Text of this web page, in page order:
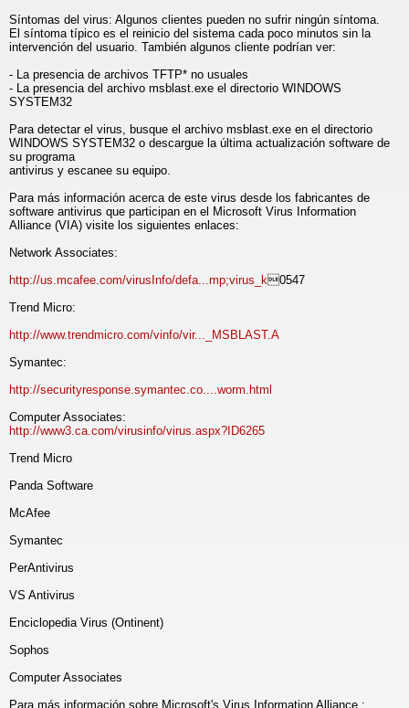
Síntomas del virus: Algunos clientes pueden no sufrir ningún síntoma.
El síntoma típico es el reinicio del sistema cada poco minutos sin la
intervención del usuario. También algunos cliente podrían ver:
- La presencia de archivos TFTP* no usuales
- La presencia del archivo msblast.exe el directorio WINDOWS
SYSTEM32
Para detectar el virus, busque el archivo msblast.exe en el directorio
WINDOWS SYSTEM32 o descargue la última actualización software de
su programa
antivirus y escanee su equipo.
Para más información acerca de este virus desde los fabricantes de
software antivirus que participan en el Microsoft Virus Information
Alliance (VIA) visite los siguientes enlaces:
Network Associates:
http://us.mcafee.com/virusInfo/defa...mp;virus_k0547
Trend Micro:
http://www.trendmicro.com/vinfo/vir..._MSBLAST.A
Symantec:
http://securityresponse.symantec.co....worm.html
Computer Associates:
http://www3.ca.com/virusinfo/virus.aspx?ID6265
Trend Micro
Panda Software
McAfee
Symantec
PerAntivirus
VS Antivirus
Enciclopedia Virus (Ontinent)
Sophos
Computer Associates
Para más información sobre Microsoft's Virus Information Alliance :